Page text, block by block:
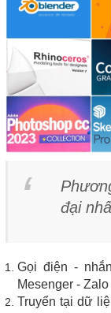
đại
Gọi điện -
Mesenger -
Truyển tại dữ